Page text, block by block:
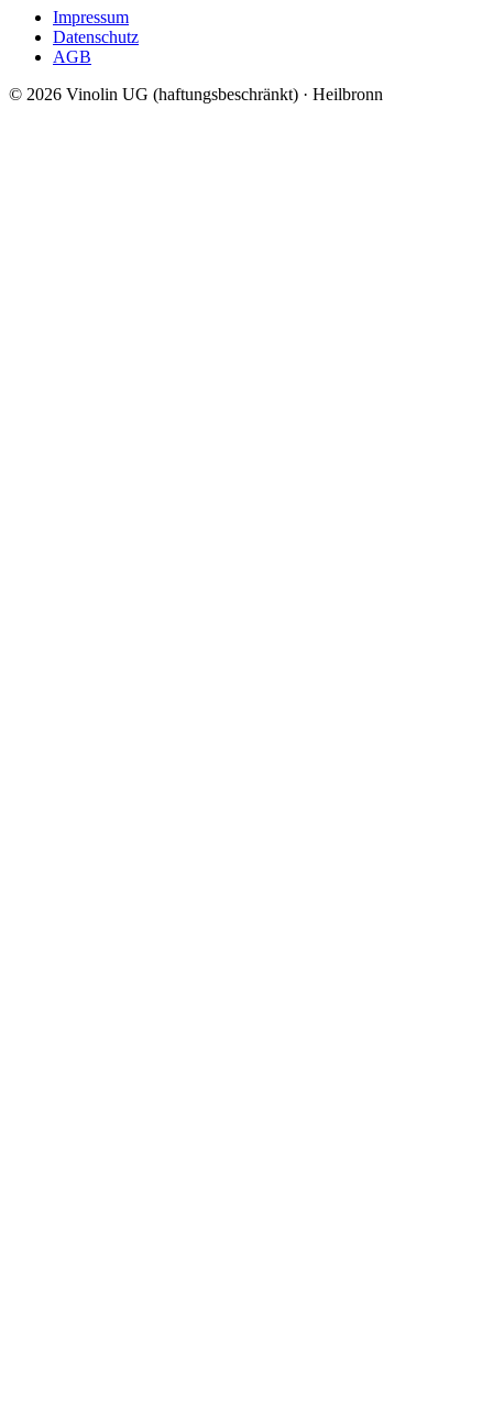
Impressum
Datenschutz
AGB
© 2026 Vinolin UG (haftungsbeschränkt) · Heilbronn